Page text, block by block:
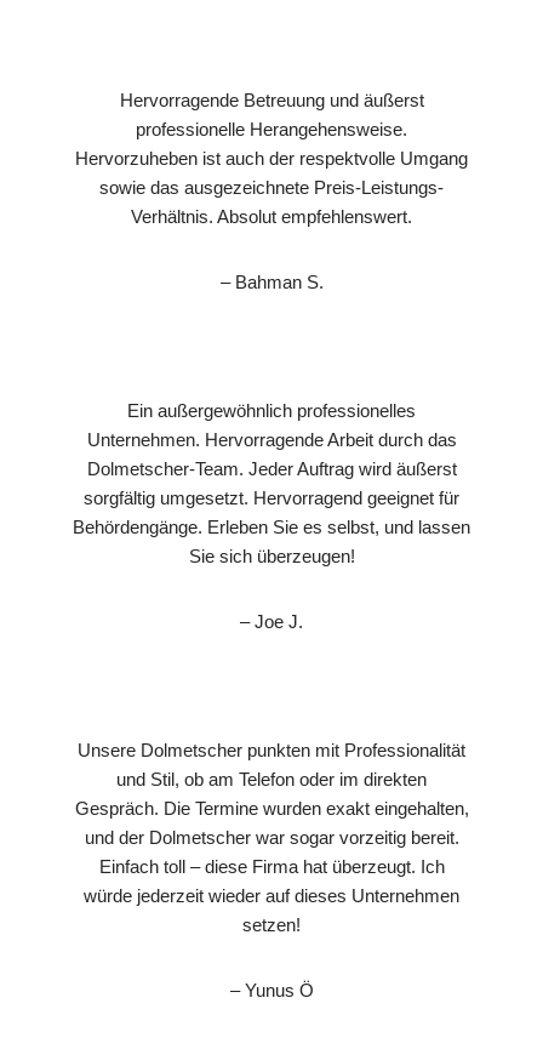
Hervorragende Betreuung und äußerst
professionelle Herangehensweise.
Hervorzuheben ist auch der respektvolle Umgang
sowie das ausgezeichnete Preis-Leistungs-
Verhältnis. Absolut empfehlenswert.
– Bahman S.
Ein außergewöhnlich professionelles
Unternehmen. Hervorragende Arbeit durch das
Dolmetscher-Team. Jeder Auftrag wird äußerst
sorgfältig umgesetzt. Hervorragend geeignet für
Behördengänge. Erleben Sie es selbst, und lassen
Sie sich überzeugen!
– Joe J.
Unsere Dolmetscher punkten mit Professionalität
und Stil, ob am Telefon oder im direkten
Gespräch. Die Termine wurden exakt eingehalten,
und der Dolmetscher war sogar vorzeitig bereit.
Einfach toll – diese Firma hat überzeugt. Ich
würde jederzeit wieder auf dieses Unternehmen
setzen!
– Yunus Ö